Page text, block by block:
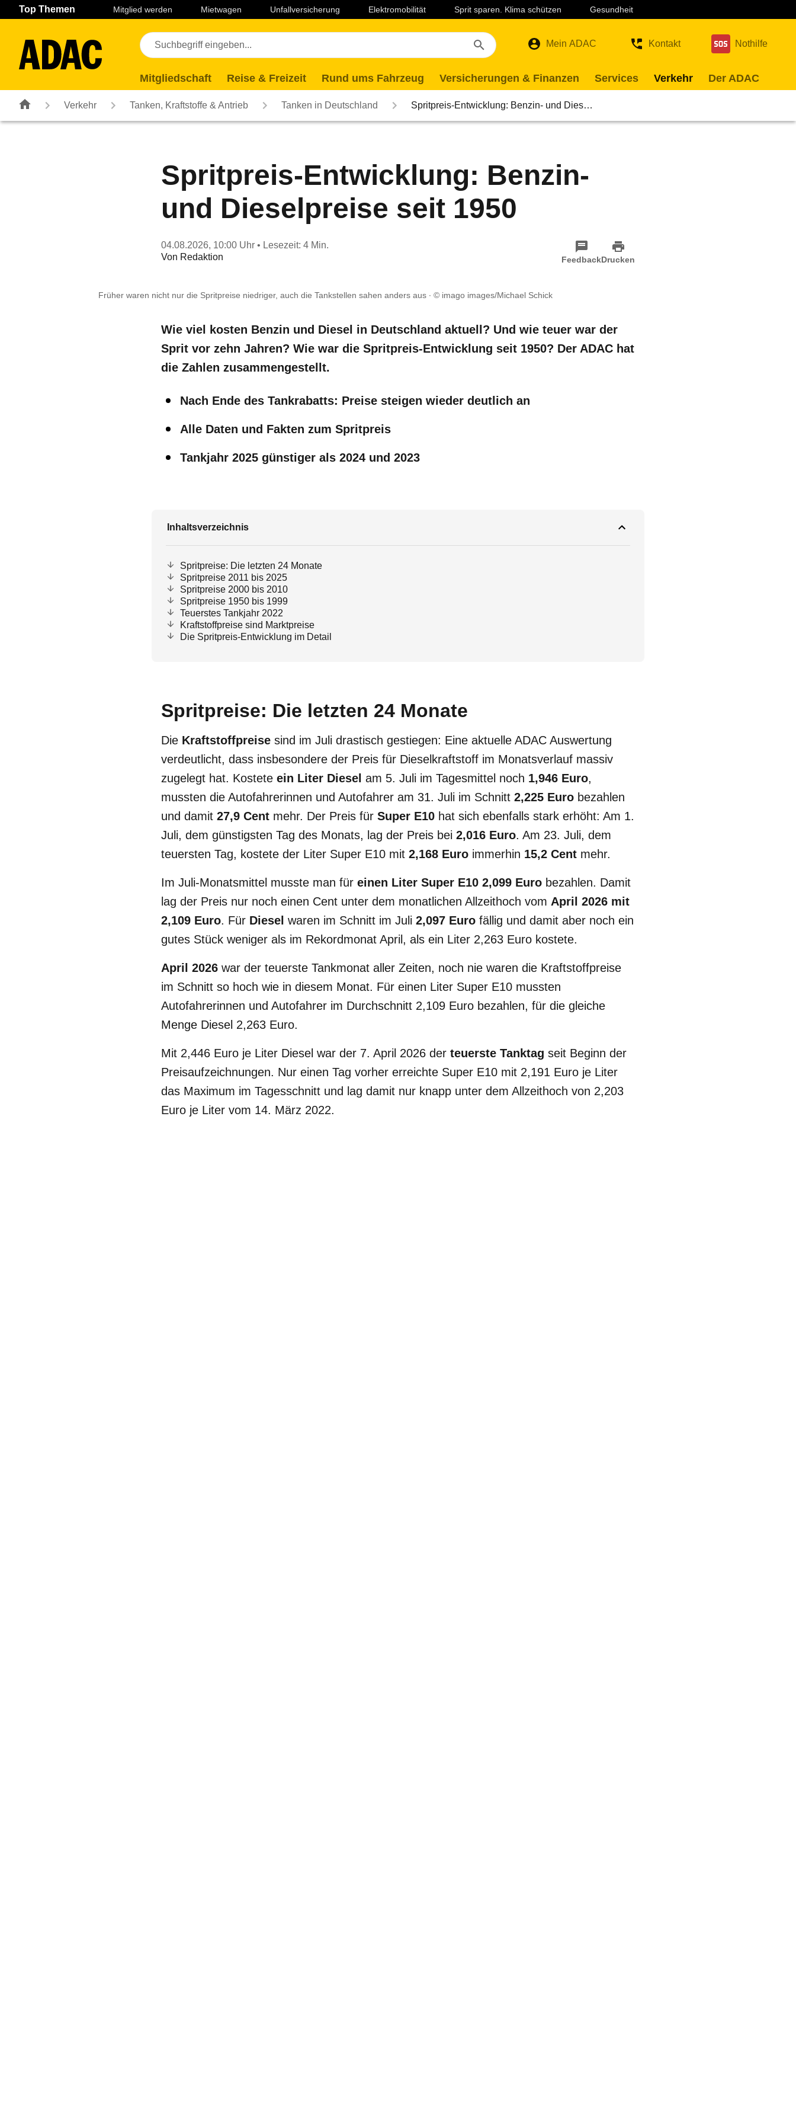
Navigation Seiteninhalt Fußzeile
Top Themen Mitglied werden Mietwagen Unfallversicherung Elektromobilität Sprit sparen. Klima schützen Gesundheit
Mein ADAC Kontakt Nothilfe
Mitgliedschaft Reise & Freizeit Rund ums Fahrzeug Versicherungen & Finanzen Services Verkehr Der ADAC
Verkehr Tanken, Kraftstoffe & Antrieb Tanken in Deutschland Spritpreis-Entwicklung: Benzin- und Dies…
Spritpreis-Entwicklung: Benzin-
und Dieselpreise seit 1950
04.08.2026, 10:00 Uhr • Lesezeit: 4 Min.
Von Redaktion FeedbackDrucken
Früher waren nicht nur die Spritpreise niedriger, auch die Tankstellen sahen anders aus © imago images/Michael Schick
Wie viel kosten Benzin und Diesel in Deutschland aktuell? Und wie teuer war der
Sprit vor zehn Jahren? Wie war die Spritpreis-Entwicklung seit 1950? Der ADAC hat
die Zahlen zusammengestellt.
Nach Ende des Tankrabatts: Preise steigen wieder deutlich an
Alle Daten und Fakten zum Spritpreis
Tankjahr 2025 günstiger als 2024 und 2023
Inhaltsverzeichnis
Spritpreise: Die letzten 24 Monate
Spritpreise 2011 bis 2025
Spritpreise 2000 bis 2010
Spritpreise 1950 bis 1999
Teuerstes Tankjahr 2022
Kraftstoffpreise sind Marktpreise
Die Spritpreis-Entwicklung im Detail
Spritpreise: Die letzten 24 Monate
Die Kraftstoffpreise sind im Juli drastisch gestiegen: Eine aktuelle ADAC Auswertung
verdeutlicht, dass insbesondere der Preis für Dieselkraftstoff im Monatsverlauf massiv
zugelegt hat. Kostete ein Liter Diesel am 5. Juli im Tagesmittel noch 1,946 Euro,
mussten die Autofahrerinnen und Autofahrer am 31. Juli im Schnitt 2,225 Euro bezahlen
und damit 27,9 Cent mehr. Der Preis für Super E10 hat sich ebenfalls stark erhöht: Am 1.
Juli, dem günstigsten Tag des Monats, lag der Preis bei 2,016 Euro. Am 23. Juli, dem
teuersten Tag, kostete der Liter Super E10 mit 2,168 Euro immerhin 15,2 Cent mehr.
Im Juli-Monatsmittel musste man für einen Liter Super E10 2,099 Euro bezahlen. Damit
lag der Preis nur noch einen Cent unter dem monatlichen Allzeithoch vom April 2026 mit
2,109 Euro. Für Diesel waren im Schnitt im Juli 2,097 Euro fällig und damit aber noch ein
gutes Stück weniger als im Rekordmonat April, als ein Liter 2,263 Euro kostete.
April 2026 war der teuerste Tankmonat aller Zeiten, noch nie waren die Kraftstoffpreise
im Schnitt so hoch wie in diesem Monat. Für einen Liter Super E10 mussten
Autofahrerinnen und Autofahrer im Durchschnitt 2,109 Euro bezahlen, für die gleiche
Menge Diesel 2,263 Euro.
Mit 2,446 Euro je Liter Diesel war der 7. April 2026 der teuerste Tanktag seit Beginn der
Preisaufzeichnungen. Nur einen Tag vorher erreichte Super E10 mit 2,191 Euro je Liter
das Maximum im Tagesschnitt und lag damit nur knapp unter dem Allzeithoch von 2,203
Euro je Liter vom 14. März 2022.